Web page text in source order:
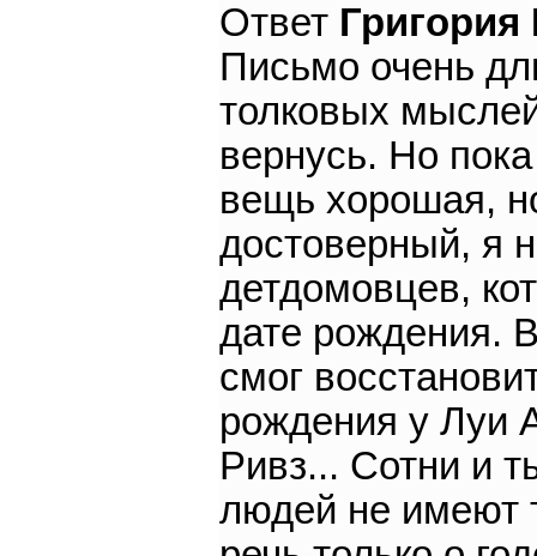
Ответ
Письмо очень
толковых
вернусь. Но
вещь хорошая,
достоверный, я
детдомовцев,
дате рождения.
смог
рождения у Луи
Ривз... Сотни и
людей не имеют